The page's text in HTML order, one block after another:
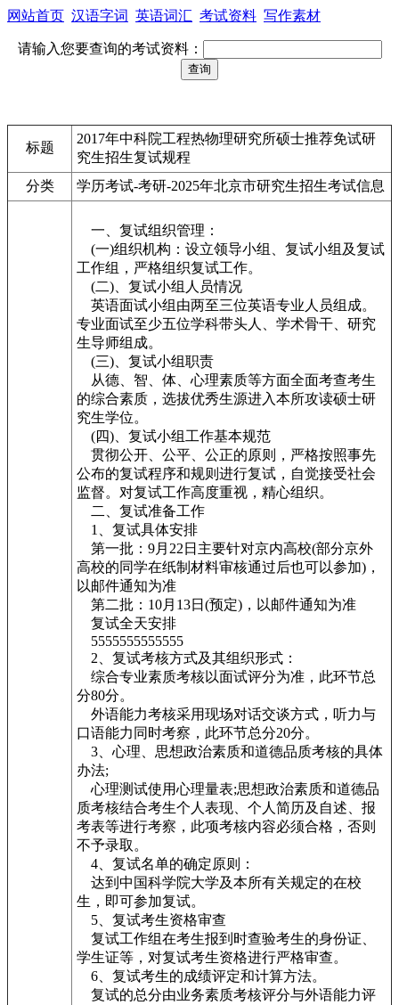
网站首页 汉语字词 英语词汇 考试资料 写作素材
请输入您要查询的考试资料：
标题
2017年中科院工程热物理研究所硕士推荐免试研
究生招生复试规程
分类
学历考试-考研-2025年北京市研究生招生考试信息
一、复试组织管理：
(一)组织机构：设立领导小组、复试小组及复试
工作组，严格组织复试工作。
(二)、复试小组人员情况
英语面试小组由两至三位英语专业人员组成。
专业面试至少五位学科带头人、学术骨干、研究
生导师组成。
(三)、复试小组职责
从德、智、体、心理素质等方面全面考查考生
的综合素质，选拔优秀生源进入本所攻读硕士研
究生学位。
(四)、复试小组工作基本规范
贯彻公开、公平、公正的原则，严格按照事先
公布的复试程序和规则进行复试，自觉接受社会
监督。对复试工作高度重视，精心组织。
二、复试准备工作
1、复试具体安排
第一批：9月22日主要针对京内高校(部分京外
高校的同学在纸制材料审核通过后也可以参加)，
以邮件通知为准
第二批：10月13日(预定)，以邮件通知为准
复试全天安排
5555555555555
2、复试考核方式及其组织形式：
综合专业素质考核以面试评分为准，此环节总
分80分。
外语能力考核采用现场对话交谈方式，听力与
口语能力同时考察，此环节总分20分。
3、心理、思想政治素质和道德品质考核的具体
办法;
心理测试使用心理量表;思想政治素质和道德品
质考核结合考生个人表现、个人简历及自述、报
考表等进行考察，此项考核内容必须合格，否则
不予录取。
4、复试名单的确定原则：
达到中国科学院大学及本所有关规定的在校
生，即可参加复试。
5、复试考生资格审查
复试工作组在考生报到时查验考生的身份证、
学生证等，对复试考生资格进行严格审查。
6、复试考生的成绩评定和计算方法。
复试的总分由业务素质考核评分与外语能力评